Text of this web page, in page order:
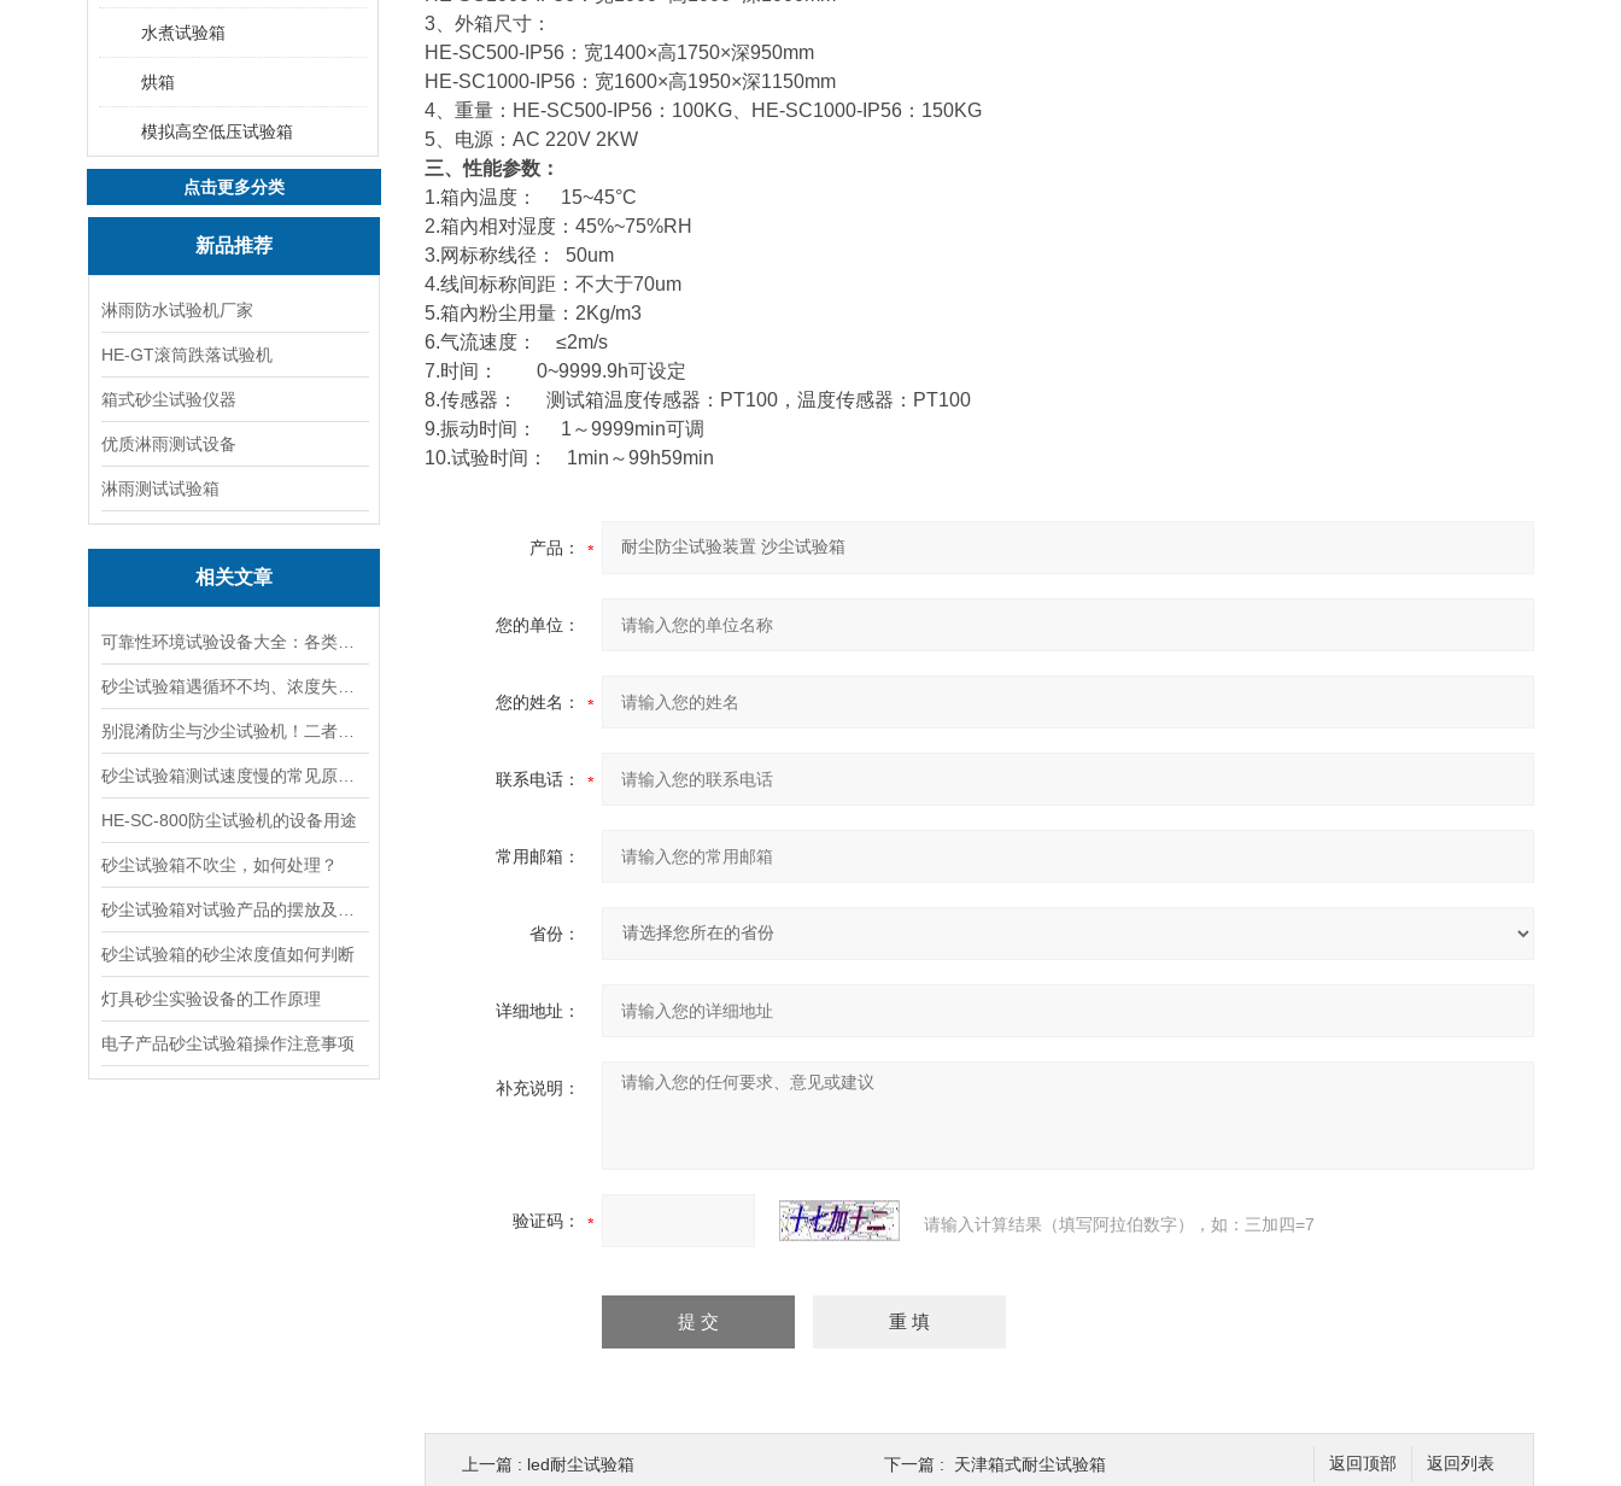
水煮试验箱
烘箱
模拟高空低压试验箱
点击更多分类
新品推荐
淋雨防水试验机厂家
HE-GT滚筒跌落试验机
箱式砂尘试验仪器
优质淋雨测试设备
淋雨测试试验箱
相关文章
HE-SC-800防尘试验机的设备用途
砂尘试验箱不吹尘，如何处理？
砂尘试验箱的砂尘浓度值如何判断
灯具砂尘实验设备的工作原理
电子产品砂尘试验箱操作注意事项
3、外箱尺寸：
HE-SC500-IP56：宽1400×高1750×深950mm
HE-SC1000-IP56：宽1600×高1950×深1150mm
4、重量：HE-SC500-IP56：100KG、HE-SC1000-IP56：150KG
5、电源：AC 220V 2KW
三、性能参数 ：
1.箱內温度： 15~45°C
2.箱內相对湿度：45%~75%RH
3.网标称线径： 50um
4.线间标称间距：不大于70um
5.箱內粉尘用量：2Kg/m3
6.气流速度： ≤2m/s
7.时间： 0~9999.9h可设定
8.传感器： 测试箱温度传感器：PT100，温度传感器：PT100
9.振动时间： 1～9999min可调
10.试验时间： 1min～99h59min
产品：
您的单位：
您的姓名：
联系电话：
常用邮箱：
省份：
详细地址：
补充说明：
验证码： 请输入计算结果（填写阿拉伯数字），如：三加四=7
返回列表
返回顶部
上一篇 : led耐尘试验箱 下一篇 : 天津箱式耐尘试验箱